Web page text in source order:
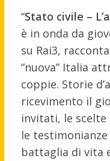
“Stato civile –
è in onda da
su Rai3,
“nuova” Italia
coppie. Storie
ricevimento il
invitati, le scelte
le testimonianze
battaglia di vita